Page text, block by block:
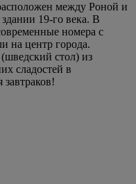
между Роной и
19-го века. В
номера с
на центр города.
стол) из
сладостей в